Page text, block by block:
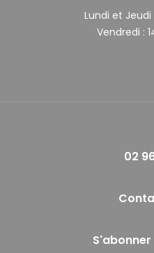
Lundi et Jeudi
Vendredi :
02